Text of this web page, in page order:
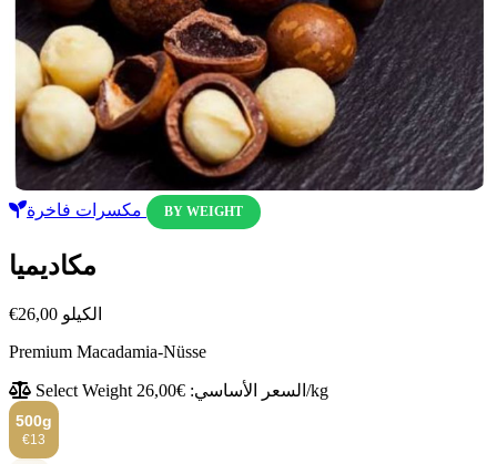
BY WEIGHT
مكاديميا
€26,00 الكيلو
Premium Macadamia-Nüsse
Select Weight السعر الأساسي: €26,00/kg
500g
€13